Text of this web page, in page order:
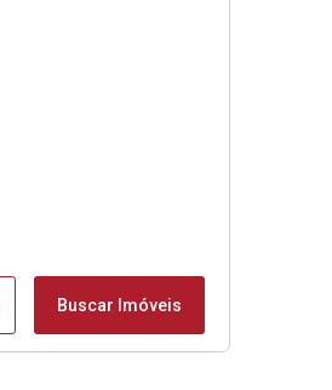
Buscar Imóveis